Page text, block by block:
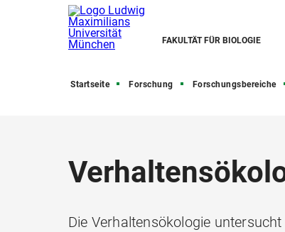
FAKULTÄT FÜR BIOLOGIE
Startseite Forschung Forschungsbereiche
Die Verhaltensökologie